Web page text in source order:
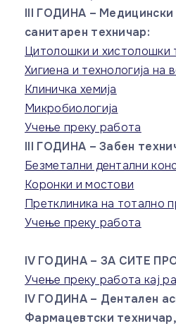
III ГОДИНА – Медицински
санитарен техничар:
Цитолошки и хистолошки
Хигиена и технологија на
Клиничка хемија
Микробиологија
Учење преку работа
III ГОДИНА – Забен
Безметални дентални
Коронки и мостови
Претклиника на тотално
Учење преку работа
IV ГОДИНА – ЗА СИТЕ
Учење преку работа кај
IV ГОДИНА – Дентален
Фармацевтски